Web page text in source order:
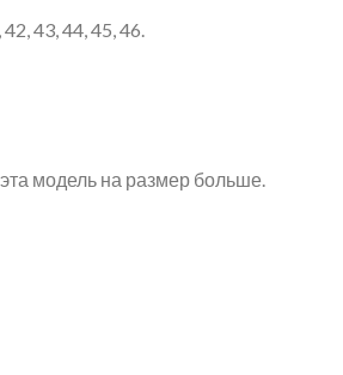
43, 44, 45, 46.
модель на размер больше.